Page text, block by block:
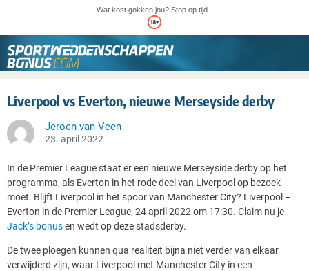
Wat kost gokken jou? Stop op tijd.
Liverpool vs Everton, nieuwe Merseyside derby
Jeroen van Veen
23. april 2022
In de Premier League staat er een nieuwe Merseyside derby op het
programma, als Everton in het rode deel van Liverpool op bezoek
moet. Blijft Liverpool in het spoor van Manchester City? Liverpool –
Everton in de Premier League, 24 april 2022 om 17:30. Claim nu je
Jack’s bonusen wedt op deze stadsderby.
De twee ploegen kunnen qua realiteit bijna niet verder van elkaar
verwijderd zijn, waar Liverpool met Manchester City in een